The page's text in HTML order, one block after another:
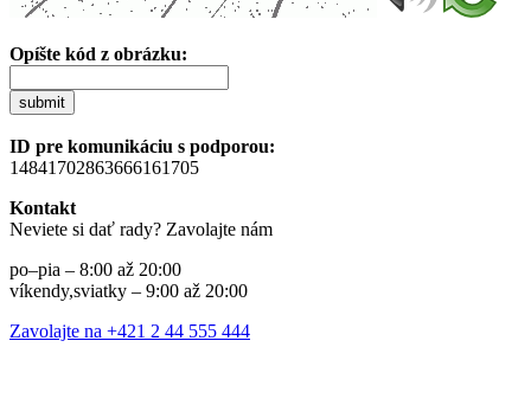
Opíšte kód z obrázku:
submit
ID pre komunikáciu s podporou:
14841702863666161705
Kontakt
Neviete si dať rady? Zavolajte nám
po–pia – 8:00 až 20:00
víkendy,sviatky – 9:00 až 20:00
Zavolajte na +421 2 44 555 444